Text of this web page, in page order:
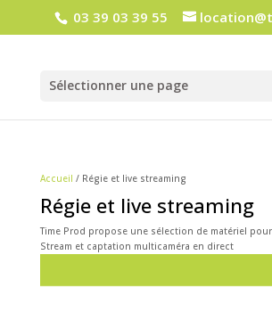
03 39 03 39 55
Sélectionner une page
Accueil / Régie et live streaming
Régie et live streaming
Time Prod propose une sélection de matériel
Stream et captation multicaméra en direct